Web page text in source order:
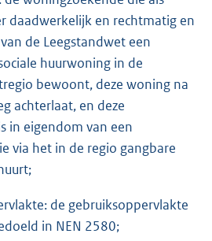
daadwerkelijk en rechtmatig en
de Leegstandwet een
huurwoning in de
bewoont, deze woning na
achterlaat, en deze
in eigendom van een
via het in de regio gangbare
de gebruiksoppervlakte
in NEN 2580;